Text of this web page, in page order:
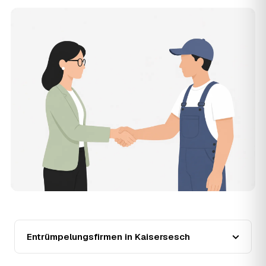
Zentrum ist Vermittler: Sie schildern einmal, was raus
muss, und erhalten mehrere Festpreis-Angebote geprüfter
Entrümpler aus Kaisersesch zum Vergleichen. Bezahlt wird
nur der Entrümpler, den Sie selbst auswählen.
Was kostet die Entrümpelung einer normalen
Wohnung in Kaisersesch?
Für eine durchschnittliche Wohnung mit rund 65 m² liegen
die Kosten in Kaisersesch bei etwa 1.840 €, das
entspricht im Schnitt rund 35,9 € je Quadratmeter.
Zugänglichkeit (Etage, Aufzug), Menge und Sperrmüllanteil
verschieben den Preis nach oben oder unten — den
genauen Festpreis nennt Ihnen der Entrümpler nach
kurzer Beschreibung.
Seit 2020 verlief die Preisentwicklung in Kaisersesch
stabil (±4 %), mit dem bisherigen Höchststand im Jahr
2021. Eine Prognose lässt sich daraus nicht ableiten,
Entrümpelungsfirmen in Kaisersesch